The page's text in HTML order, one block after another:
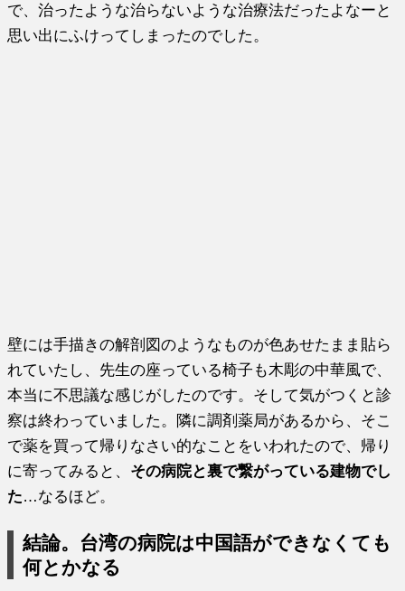
で、治ったような治らないような治療法だったよなーと
思い出にふけってしまったのでした。
壁には手描きの解剖図のようなものが色あせたまま貼ら
れていたし、先生の座っている椅子も木彫の中華風で、
本当に不思議な感じがしたのです。そして気がつくと診
察は終わっていました。隣に調剤薬局があるから、そこ
で薬を買って帰りなさい的なことをいわれたので、帰り
に寄ってみると、 その病院と裏で繋がっている建物でし
た…なるほど。
結論。台湾の病院は中国語ができなくても
何とかなる